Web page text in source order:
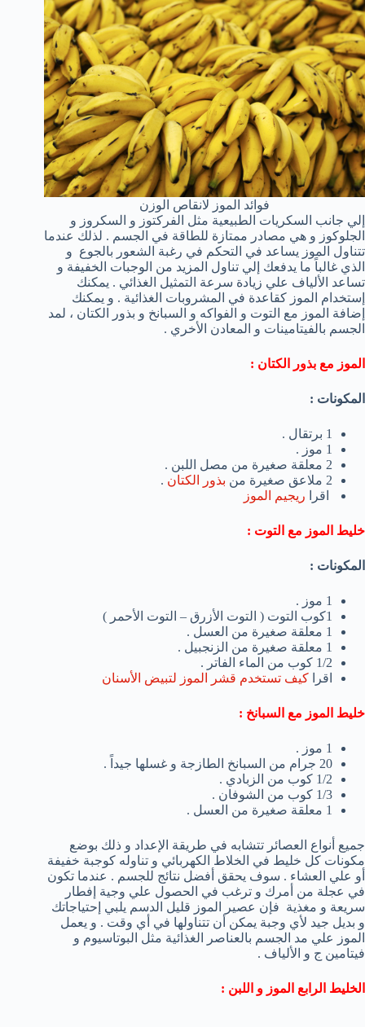
فوائد الموز لانقاص الوزن
إلي جانب السكريات الطبيعية مثل الفركتوز و السكروز و
الجلوكوز و هي مصادر ممتازة للطاقة في الجسم . لذلك عندما
تتناول الموز يساعد في التحكم في رغبة الشعور بالجوع و
الذي غالباً ما يدفعك إلي تناول المزيد من الوجبات الخفيفة و
تساعد الألياف علي زيادة سرعة التمثيل الغذائي . يمكنك
إستخدام الموز كقاعدة في المشروبات الغذائية . و يمكنك
إضافة الموز مع التوت و الفواكه و السبانخ و بذور الكتان ، لمد
الجسم بالفيتامينات و المعادن الأخري .
الموز مع بذور الكتان :
المكونات :
1 برتقال .
1 موز .
2 معلقة صغيرة من مصل اللبن .
2 ملاعق صغيرة من
بذور الكتان .
اقرا ريجيم الموز
خليط الموز مع التوت :
المكونات :
1 موز .
1كوب التوت ( التوت الأزرق – التوت الأحمر )
1 معلقة صغيرة من العسل .
1 معلقة صغيرة من الزنجبيل .
1/2 كوب من الماء الفاتر .
اقرا كيف تستخدم قشر الموز لتبيض الأسنان
خليط الموز مع السبانخ :
1 موز .
20 جرام من السبانخ الطازجة و غسلها جيداً .
1/2 كوب من الزبادي .
1/3 كوب من الشوفان .
1 معلقة صغيرة من العسل .
جميع أنواع العصائر تتشابه في طريقة الإعداد و ذلك بوضع
مكونات كل خليط في الخلاط الكهربائي و تناوله كوجبة خفيفة
أو علي العشاء . سوف يحقق أفضل نتائج للجسم . عندما تكون
في عجلة من أمرك و ترغب في الحصول علي وجية إفطار
سريعة و مغذية فإن عصير الموز قليل الدسم يلبي إحتياجاتك
و بديل جيد لأي وجبة يمكن أن تتناولها في أي وقت . و يعمل
الموز علي مد الجسم بالعناصر الغذائية مثل البوتاسيوم و
فيتامين ج و الألياف .
الخليط الرابع الموز و اللبن :